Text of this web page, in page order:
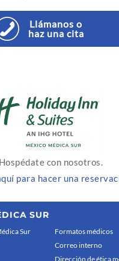
Llámanos o
haz una cita
Hospédate con nosotros.
para hacer una
SUR
Sur
Formatos médicos
Correo interno
Dirección de ética